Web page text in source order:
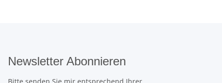
Newsletter Abonnieren